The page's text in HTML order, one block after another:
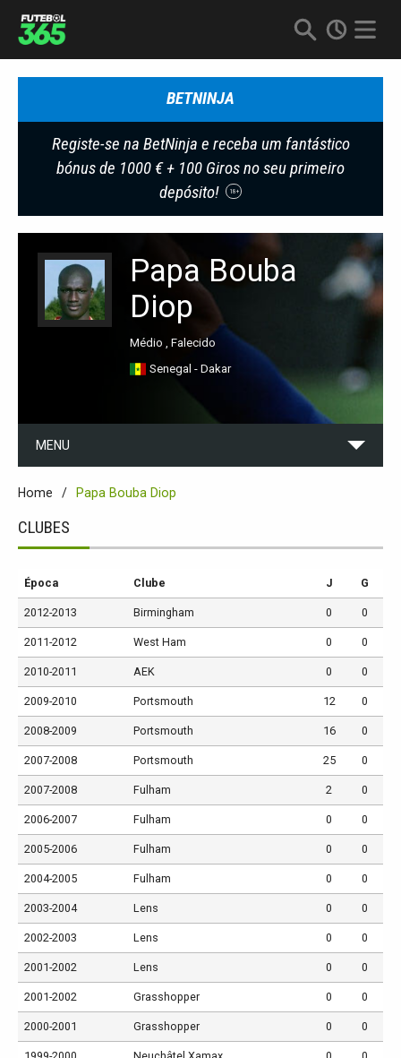
BETNINJA
Registe-se na BetNinja e receba um fantástico
bónus de 1000 € + 100 Giros no seu primeiro
depósito!
18+
Papa Bouba
Diop
Médio , Falecido
Senegal - Dakar
MENU
Home Papa Bouba Diop
CLUBES
Época Clube J G
2012-2013 Birmingham 0 0
2011-2012 West Ham 0 0
2010-2011 AEK 0 0
2009-2010 Portsmouth 12 0
2008-2009 Portsmouth 16 0
2007-2008 Portsmouth 25 0
2007-2008 Fulham 2 0
2006-2007 Fulham 0 0
2005-2006 Fulham 0 0
2004-2005 Fulham 0 0
2003-2004 Lens 0 0
2002-2003 Lens 0 0
2001-2002 Lens 0 0
2001-2002 Grasshopper 0 0
2000-2001 Grasshopper 0 0